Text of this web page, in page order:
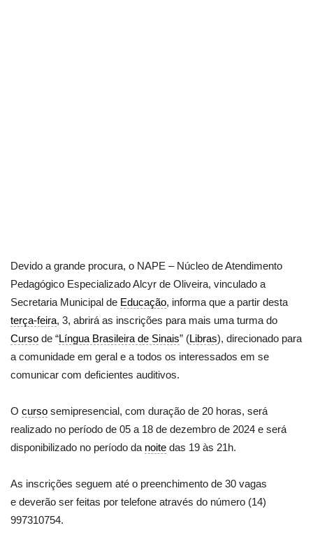
Devido a grande procura, o NAPE – Núcleo de Atendimento
Pedagógico Especializado Alcyr de Oliveira, vinculado a
Secretaria Municipal de Educação, informa que a partir desta
terça-feira, 3, abrirá as inscrições para mais uma turma do
Curso de “Língua Brasileira de Sinais” (Libras), direcionado para
a comunidade em geral e a todos os interessados em se
comunicar com deficientes auditivos.
O curso semipresencial, com duração de 20 horas, será
realizado no período de 05 a 18 de dezembro de 2024 e será
disponibilizado no período da noite das 19 às 21h.
As inscrições seguem até o preenchimento de 30 vagas
e deverão ser feitas por telefone através do número (14)
997310754.